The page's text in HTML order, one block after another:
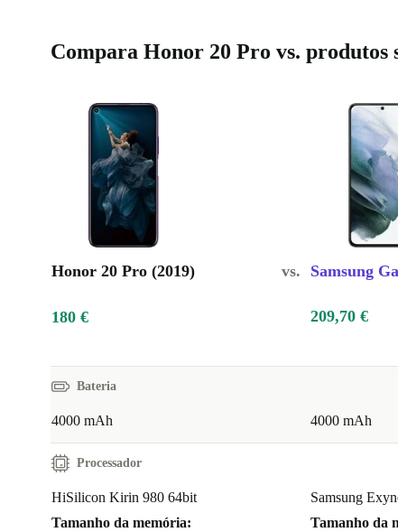
Compara Honor 20 Pro vs. produtos
Honor 20 Pro (2019) vs. Samsung
180 € 209,70 €
Bateria
4000 mAh 4000 mAh
Processador
HiSilicon Kirin 980 64bit
Tamanho da memória:
Samsung
Tamanho da